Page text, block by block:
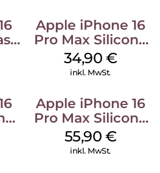
Apple iPhone 16
Pro Max Silicone
Case MagSafe
Denim
34,90 €
inkl. MwSt.
Apple iPhone 16
Pro Max Silicone
Case MagSafe
Stone Gray
55,90 €
inkl. MwSt.